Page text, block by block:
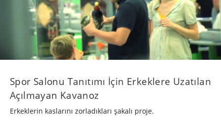
Spor Salonu Tanıtımı İçin Erkeklere Uzatılan
Açılmayan Kavanoz
Erkeklerin kaslarını zorladıkları şakalı proje.